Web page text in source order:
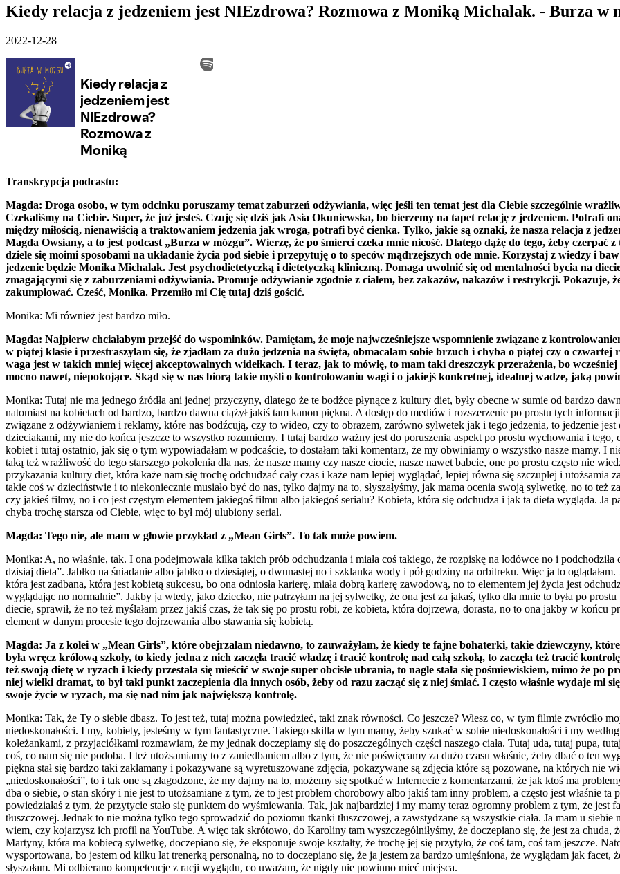
Kiedy relacja z jedzeniem jest NIEzdrowa? Rozmowa z Moniką Michalak. - Burza w
2022-12-28
Transkrypcja podcastu:
Magda: Droga osobo, w tym odcinku poruszamy temat zaburzeń odżywiania, więc jeśli ten temat jest dla Ciebie szczególnie
Czekaliśmy na Ciebie. Super, że już jesteś. Czuję się dziś jak Asia Okuniewska, bo bierzemy na tapet relację z jedzeniem. Potrafi
między miłością, nienawiścią a traktowaniem jedzenia jak wroga, potrafi być cienka. Tylko, jakie są oznaki, że nasza relacja z
Magda Owsiany, a to jest podcast „Burza w mózgu”. Wierzę, że po śmierci czeka mnie nicość. Dlatego dążę do tego, żeby czerpać
dziele się moimi sposobami na układanie życia pod siebie i przepytuję o to speców mądrzejszych ode mnie. Korzystaj z wiedzy i
jedzenie będzie Monika Michalak. Jest psychodietetyczką i dietetyczką kliniczną. Pomaga uwolnić się od mentalności bycia na
zmagającymi się z zaburzeniami odżywiania. Promuje odżywianie zgodnie z ciałem, bez zakazów, nakazów i restrykcji. Pokazuje,
zakumplować. Cześć, Monika. Przemiło mi Cię tutaj dziś gościć.
Monika: Mi również jest bardzo miło.
Magda: Najpierw chciałabym przejść do wspominków. Pamiętam, że moje najwcześniejsze wspomnienie związane z
w piątej klasie i przestraszyłam się, że zjadłam za dużo jedzenia na święta, obmacałam sobie brzuch i chyba o piątej czy o
waga jest w takich mniej więcej akceptowalnych widełkach. I teraz, jak to mówię, to mam taki dreszczyk przerażenia, bo
mocno nawet, niepokojące. Skąd się w nas biorą takie myśli o kontrolowaniu wagi i o jakiejś konkretnej, idealnej wadze, jaką
Monika: Tutaj nie ma jednego źródła ani jednej przyczyny, dlatego że te bodźce płynące z kultury diet, były obecne w sumie od bardzo
natomiast na kobietach od bardzo, bardzo dawna ciążył jakiś tam kanon piękna. A dostęp do mediów i rozszerzenie po prostu tych
związane z odżywianiem i reklamy, które nas bodźcują, czy to wideo, czy to obrazem, zarówno sylwetek jak i tego jedzenia, to jedzenie
dzieciakami, my nie do końca jeszcze to wszystko rozumiemy. I tutaj bardzo ważny jest do poruszenia aspekt po prostu wychowania i
kobiet i tutaj ostatnio, jak się o tym wypowiadałam w podcaście, to dostałam taki komentarz, że my obwiniamy o wszystko nasze mamy. I
taką też wrażliwość do tego starszego pokolenia dla nas, że nasze mamy czy nasze ciocie, nasze nawet babcie, one po prostu często nie
przykazania kultury diet, która każe nam się trochę odchudzać cały czas i każe nam lepiej wyglądać, lepiej równa się szczuplej i utożsamia
takie coś w dzieciństwie i to niekoniecznie musiało być do nas, tylko dajmy na to, słyszałyśmy, jak mama ocenia swoją sylwetkę, no to też
czy jakieś filmy, no i co jest częstym elementem jakiegoś filmu albo jakiegoś serialu? Kobieta, która się odchudza i jak ta dieta wygląda. Ja
chyba trochę starsza od Ciebie, więc to był mój ulubiony serial.
Magda: Tego nie, ale mam w głowie przykład z „Mean Girls”. To tak może powiem.
Monika: A, no właśnie, tak. I ona podejmowała kilka takich prób odchudzania i miała coś takiego, że rozpiskę na lodówce no i
dzisiaj dieta”. Jabłko na śniadanie albo jabłko o dziesiątej, o dwunastej no i szklanka wody i pół godziny na orbitreku. Więc ja to
która jest zadbana, która jest kobietą sukcesu, bo ona odniosła karierę, miała dobrą karierę zawodową, no to elementem jej życia jest
wyglądając no normalnie”. Jakby ja wtedy, jako dziecko, nie patrzyłam na jej sylwetkę, że ona jest za jakaś, tylko dla mnie to była po
diecie, sprawił, że no też myślałam przez jakiś czas, że tak się po prostu robi, że kobieta, która dojrzewa, dorasta, no to ona jakby w końcu
element w danym procesie tego dojrzewania albo stawania się kobietą.
Magda: Ja z kolei w „Mean Girls”, które obejrzałam niedawno, to zauważyłam, że kiedy te fajne bohaterki, takie dziewczyny,
była wręcz królową szkoły, to kiedy jedna z nich zaczęła tracić władzę i tracić kontrolę nad całą szkołą, to zaczęła też tracić
też swoją dietę w ryzach i kiedy przestała się mieścić w swoje super obcisłe ubrania, to nagle stała się pośmiewiskiem, mimo że po
niej wielki dramat, to był taki punkt zaczepienia dla innych osób, żeby od razu zacząć się z niej śmiać. I często właśnie wydaje mi
swoje życie w ryzach, ma się nad nim jak największą kontrolę.
Monika: Tak, że Ty o siebie dbasz. To jest też, tutaj można powiedzieć, taki znak równości. Co jeszcze? Wiesz co, w tym filmie zwróciło
niedoskonałości. I my, kobiety, jesteśmy w tym fantastyczne. Takiego skilla w tym mamy, żeby szukać w sobie niedoskonałości i my
koleżankami, z przyjaciółkami rozmawiam, że my jednak doczepiamy się do poszczególnych części naszego ciała. Tutaj uda, tutaj pupa,
coś, co nam się nie podoba. I też utożsamiamy to z zaniedbaniem albo z tym, że nie poświęcamy za dużo czasu właśnie, żeby dbać o ten
piękna stał się bardzo taki zakłamany i pokazywane są wyretuszowane zdjęcia, pokazywane są zdjęcia które są pozowane, na których nie
„niedoskonałości”, to i tak one są złagodzone, że my dajmy na to, możemy się spotkać w Internecie z komentarzami, że jak ktoś ma
dba o siebie, o stan skóry i nie jest to utożsamiane z tym, że to jest problem chorobowy albo jakiś tam inny problem, a często jest właśnie
powiedziałaś z tym, że przytycie stało się punktem do wyśmiewania. Tak, jak najbardziej i my mamy teraz ogromny problem z tym, że
tłuszczowej. Jednak to nie można tylko tego sprowadzić do poziomu tkanki tłuszczowej, a zawstydzane są wszystkie ciała. Ja mam u
wiem, czy kojarzysz ich profil na YouTube. A więc tak skrótowo, do Karoliny tam wyszczególniłyśmy, że doczepiano się, że jest za chuda,
Martyny, która ma kobiecą sylwetkę, doczepiano się, że eksponuje swoje kształty, że trochę jej się przytyło, że coś tam, coś tam jeszcze.
wysportowana, bo jestem od kilku lat trenerką personalną, no to doczepiano się, że ja jestem za bardzo umięśniona, że wyglądam jak
słyszałam. Mi odbierano kompetencje z racji wyglądu, co uważam, że nigdy nie powinno mieć miejsca.